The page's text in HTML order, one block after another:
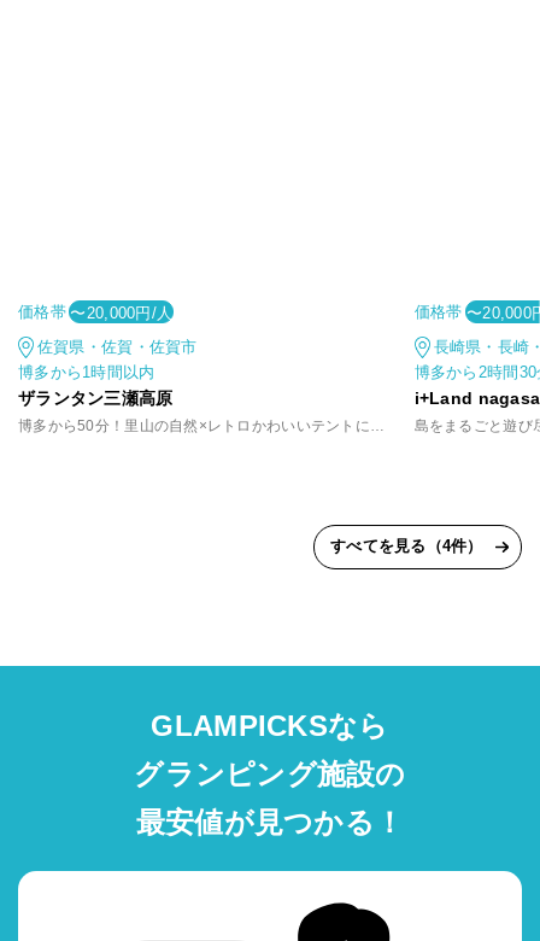
価格帯 〜20,000円/人
佐賀県・佐賀・佐賀市
博多から1時間以内
ザランタン三瀬高原
価格帯 〜20,000
長崎県・長崎
博多から2時間
i+Land
島をまるごと遊び
すべてを見る（4件）
GLAMPICKSなら
グランピング施設の
最安値が見つかる！